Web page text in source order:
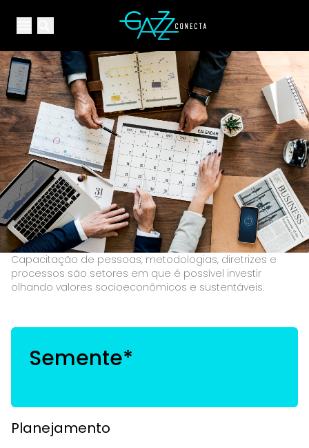
Open main menuYour Company
Capacitação de pessoas, metodologias, diretrizes e
processos são setores em que é possível investir
olhando valores socioeconômicos e sustentáveis.
Semente*
Planejamento